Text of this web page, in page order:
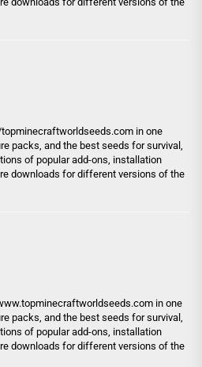
in one
packs, and the best seeds for survival,
of popular add-ons, installation
downloads for different versions of the
in one
packs, and the best seeds for survival,
of popular add-ons, installation
downloads for different versions of the